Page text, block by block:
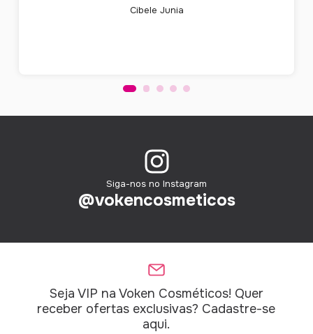
Cibele Junia
Siga-nos no Instagram
@vokencosmeticos
Seja VIP na Voken Cosméticos! Quer
receber ofertas exclusivas? Cadastre-se
aqui.